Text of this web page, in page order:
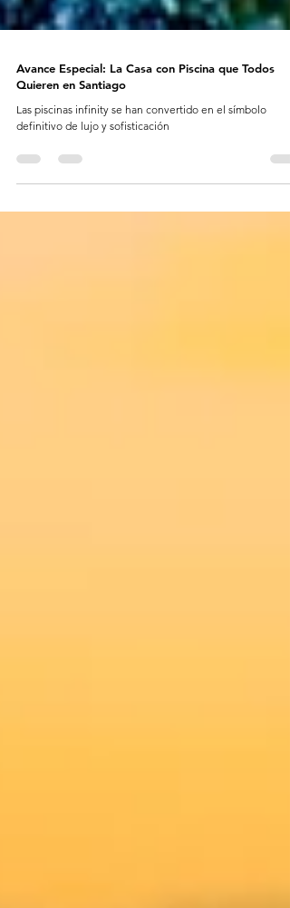
Avance Especial: La Casa con Piscina que Todos
Quieren en Santiago
definitivo de lujo y sofisticación